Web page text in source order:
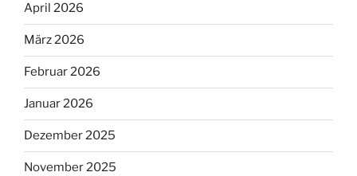
April 2026
März 2026
Februar 2026
Januar 2026
Dezember 2025
November 2025